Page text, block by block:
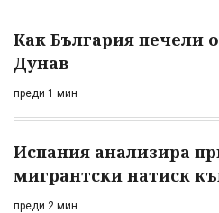
Как България печели
Дунав
преди 1 мин
Испания анализира
мигрантски натиск
преди 2 мин